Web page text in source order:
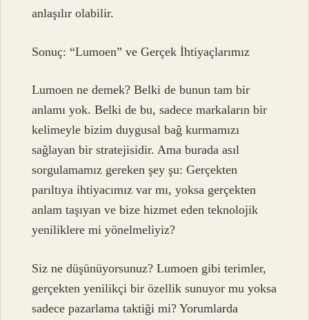
anlaşılır olabilir.
Sonuç: “Lumoen” ve Gerçek İhtiyaçlarımız
Lumoen ne demek? Belki de bunun tam bir
anlamı yok. Belki de bu, sadece markaların bir
kelimeyle bizim duygusal bağ kurmamızı
sağlayan bir stratejisidir. Ama burada asıl
sorgulamamız gereken şey şu: Gerçekten
parıltıya ihtiyacımız var mı, yoksa gerçekten
anlam taşıyan ve bize hizmet eden teknolojik
yeniliklere mi yönelmeliyiz?
Siz ne düşünüyorsunuz? Lumoen gibi terimler,
gerçekten yenilikçi bir özellik sunuyor mu yoksa
sadece pazarlama taktiği mi? Yorumlarda